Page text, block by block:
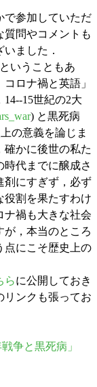
参加していただ
質問やコメントも
ました．
いうこともあ
ロナ禍と英語」
15世紀の2大
) と黒死病
の意義を論じま
確かに後世の私た
代までに醸成さ
剤にすぎず，必ず
役割を果たすわけ
ナ禍も大きな社会
が，本当のところ
点にこそ歴史上の
らに公開しておき
リンクも張ってお
争と黒死病」